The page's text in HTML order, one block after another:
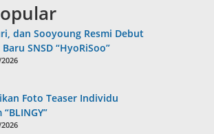
dan Sooyoung Resmi Debut
SNSD “HyoRiSoo”
Foto Teaser Individu